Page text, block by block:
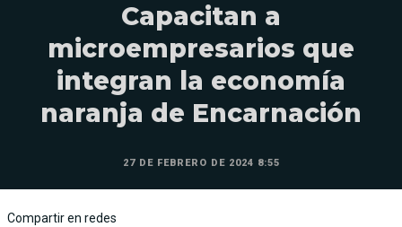
Capacitan a
microempresarios que
integran la economía
naranja de Encarnación
27 DE FEBRERO DE 2024 8:55
Compartir en redes